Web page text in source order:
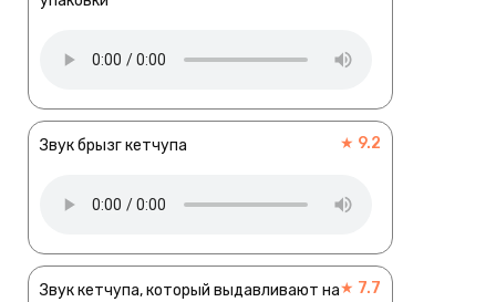
Звук брызг кетчупа ★ 9.2
Звук кетчупа, который выдавливают на★ 7.7